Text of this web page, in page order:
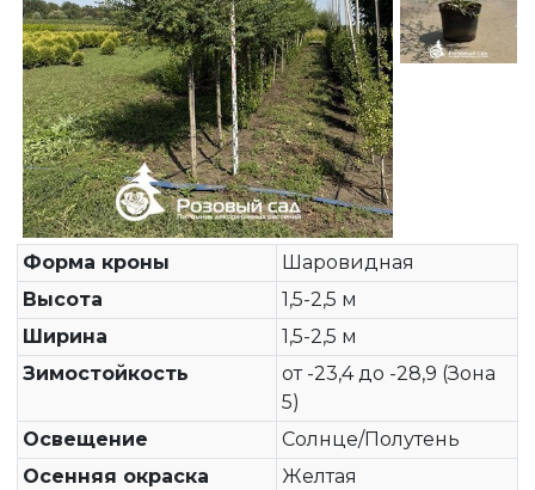
Форма кроны
Шаровидная
Высота
1,5-2,5 м
Ширина
1,5-2,5 м
Зимостойкость
от -23,4 до -28,9 (Зона
5)
Освещение
Солнце/Полутень
Осенняя окраска
Желтая